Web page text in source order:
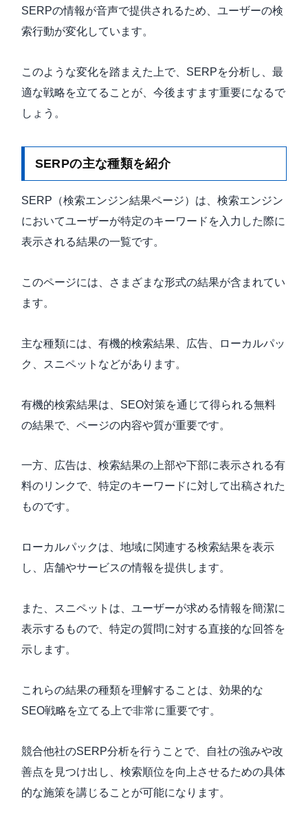
SERPの情報が音声で提供されるため、ユーザーの検
索行動が変化しています。
このような変化を踏まえた上で、SERPを分析し、最
適な戦略を立てることが、今後ますます重要になるで
しょう。
SERPの主な種類を紹介
SERP（検索エンジン結果ページ）は、検索エンジン
においてユーザーが特定のキーワードを入力した際に
表示される結果の一覧です。
このページには、さまざまな形式の結果が含まれてい
ます。
主な種類には、有機的検索結果、広告、ローカルパッ
ク、スニペットなどがあります。
有機的検索結果は、SEO対策を通じて得られる無料
の結果で、ページの内容や質が重要です。
一方、広告は、検索結果の上部や下部に表示される有
料のリンクで、特定のキーワードに対して出稿された
ものです。
ローカルパックは、地域に関連する検索結果を表示
し、店舗やサービスの情報を提供します。
また、スニペットは、ユーザーが求める情報を簡潔に
表示するもので、特定の質問に対する直接的な回答を
示します。
これらの結果の種類を理解することは、効果的な
SEO戦略を立てる上で非常に重要です。
競合他社のSERP分析を行うことで、自社の強みや改
善点を見つけ出し、検索順位を向上させるための具体
的な施策を講じることが可能になります。